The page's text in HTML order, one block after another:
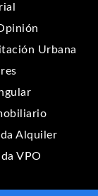
Urbana
Alquiler
VPO